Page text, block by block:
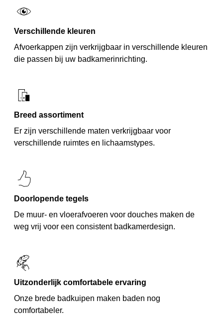
Verschillende kleuren
Afvoerkappen zijn verkrijgbaar in verschillende kleuren
die passen bij uw badkamerinrichting.
Breed assortiment
Er zijn verschillende maten verkrijgbaar voor
verschillende ruimtes en lichaamstypes.
Doorlopende tegels
De muur- en vloerafvoeren voor douches maken de
weg vrij voor een consistent badkamerdesign.
Uitzonderlijk comfortabele ervaring
Onze brede badkuipen maken baden nog
comfortabeler.